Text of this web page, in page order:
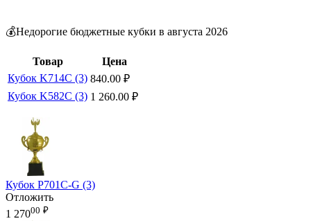
💰Недорогие бюджетные кубки в августа 2026
Товар
Цена
Кубок K714C (3) 840.00 ₽
Кубок K582C (3) 1 260.00 ₽
Кубок P701C-G (3)
Отложить
1 27000 ₽